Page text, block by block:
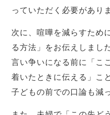
っていただく必要があり
次に、喧嘩を減らすため
る方法」をお伝えしまし
言い争いになる前に「こ
着いたときに伝える」こ
子どもの前での口論も減